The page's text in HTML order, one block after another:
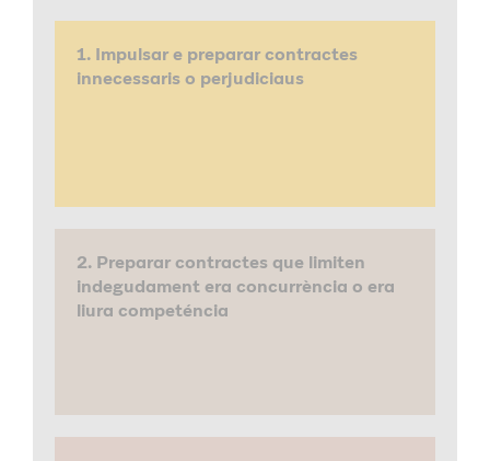
1. Impulsar e preparar contractes
innecessaris o perjudiciaus
2. Preparar contractes que limiten
indegudament era concurrència o era
liura competéncia